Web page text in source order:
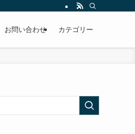
介していきます。
お問い合わせ カテゴリー